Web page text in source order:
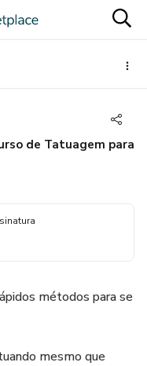
de Tatuagem para
métodos para se
mesmo que